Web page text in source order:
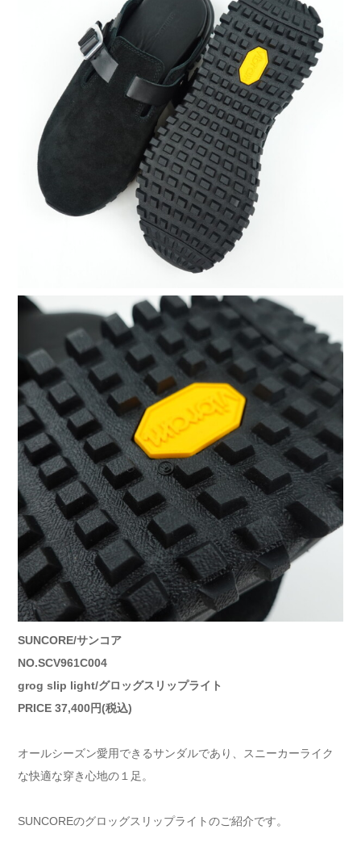
SUNCORE/サンコア
NO.SCV961C004
grog slip light/グロッグスリップライト
PRICE 37,400円(税込)
オールシーズン愛用できるサンダルであり、スニーカーライク
な快適な穿き心地の１足。
SUNCOREのグロッグスリップライトのご紹介です。